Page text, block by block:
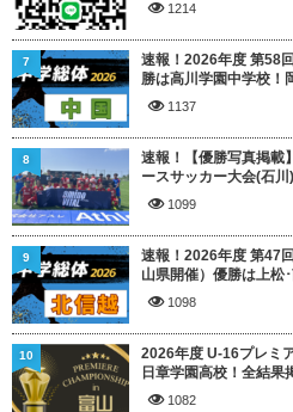
1214
速報！2026年度 第58
勝は高川学園中学校！
1137
7
速報！【優勝写真掲載
ースサッカー大会(石川
1099
8
速報！2026年度 第47
山県開催）優勝は上松
1098
9
2026年度 U-16プレミ
日章学園高校！全結果
1082
10